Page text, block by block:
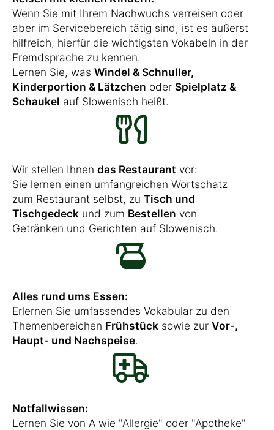
Wenn Sie mit Ihrem Nachwuchs verreisen oder
aber im Servicebereich tätig sind, ist es äußerst
hilfreich, hierfür die wichtigsten Vokabeln in der
Fremdsprache zu kennen.
Lernen Sie, was Windel & Schnuller,
Kinderportion & Lätzchen oder Spielplatz &
Schaukel auf Slowenisch heißt.
Wir stellen Ihnen das Restaurant vor:
Sie lernen einen umfangreichen Wortschatz
zum Restaurant selbst, zu Tisch und
Tischgedeck und zum Bestellen von
Getränken und Gerichten auf Slowenisch.
Alles rund ums Essen:
Erlernen Sie umfassendes Vokabular zu den
Themenbereichen Frühstück sowie zur Vor-,
Haupt- und Nachspeise.
Notfallwissen:
Lernen Sie von A wie "Allergie" oder "Apotheke"